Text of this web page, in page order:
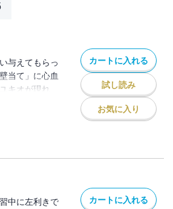
与えてもらっ
当て」に心血
キオが現れ
した二人
カートに入れる
試し読み
お気に入り
中に左利きで
カートに入れる